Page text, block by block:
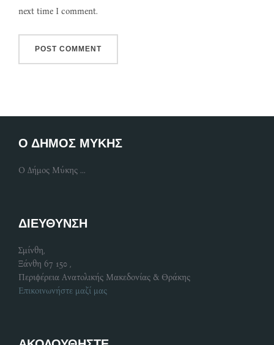
next time I comment.
Ο ΔΗΜΟΣ ΜΥΚΗΣ
Ο Δήμος Μύκης ...
ΔΙΕΥΘΥΝΣΗ
Σμίνθη,
Ξάνθη 67 150 ,
Περιφέρεια Ανατολικής Μακεδονίας & Θράκης
Επικοινωνήστε μαζί μας